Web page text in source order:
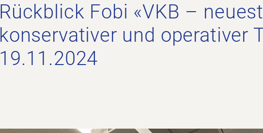
Rückblick Fobi «VKB –
konservativer und operativer
19.11.2024